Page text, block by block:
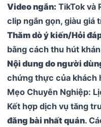
Video ngắn: TikTok và
clip ngắn gọn, giàu giá
Thăm dò ý kiến/Hỏi
bằng cách thu hút
Nội dung do người
chứng thực của khách
Mẹo Chuyên Nghiệp:
Kết hợp dịch vụ tăng
đăng bài nhất quán.